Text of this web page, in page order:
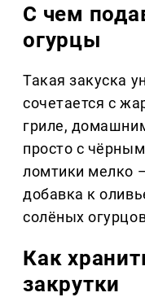
С чем
огурцы
Такая закуска
сочетается с
гриле,
просто с
ломтики мелко
добавка к
солёных
Как
закрутки